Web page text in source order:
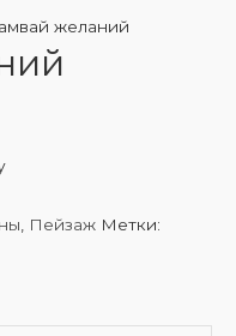
желаний
Пейзаж Метки: